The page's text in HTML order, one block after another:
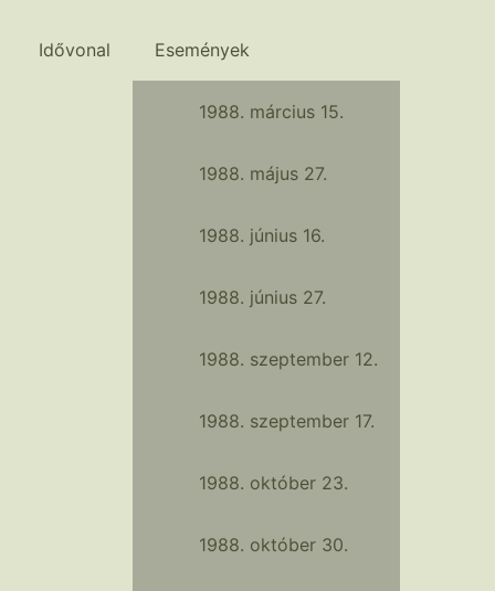
Idővonal Események
1988. március 15.
1988. május 27.
1988. június 16.
1988. június 27.
1988. szeptember 12.
1988. szeptember 17.
1988. október 23.
1988. október 30.